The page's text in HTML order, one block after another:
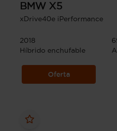
BMW X5
xDrive40e iPerformance
2018
Híbrido enchufable
Oferta